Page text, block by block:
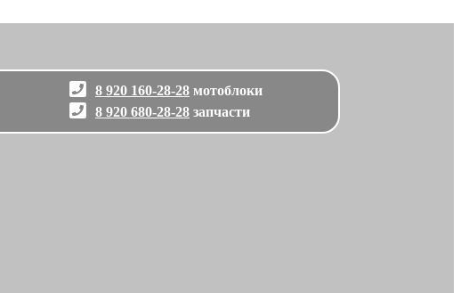
8 920 160-28-28 мотоблоки
8 920 680-28-28 запчасти